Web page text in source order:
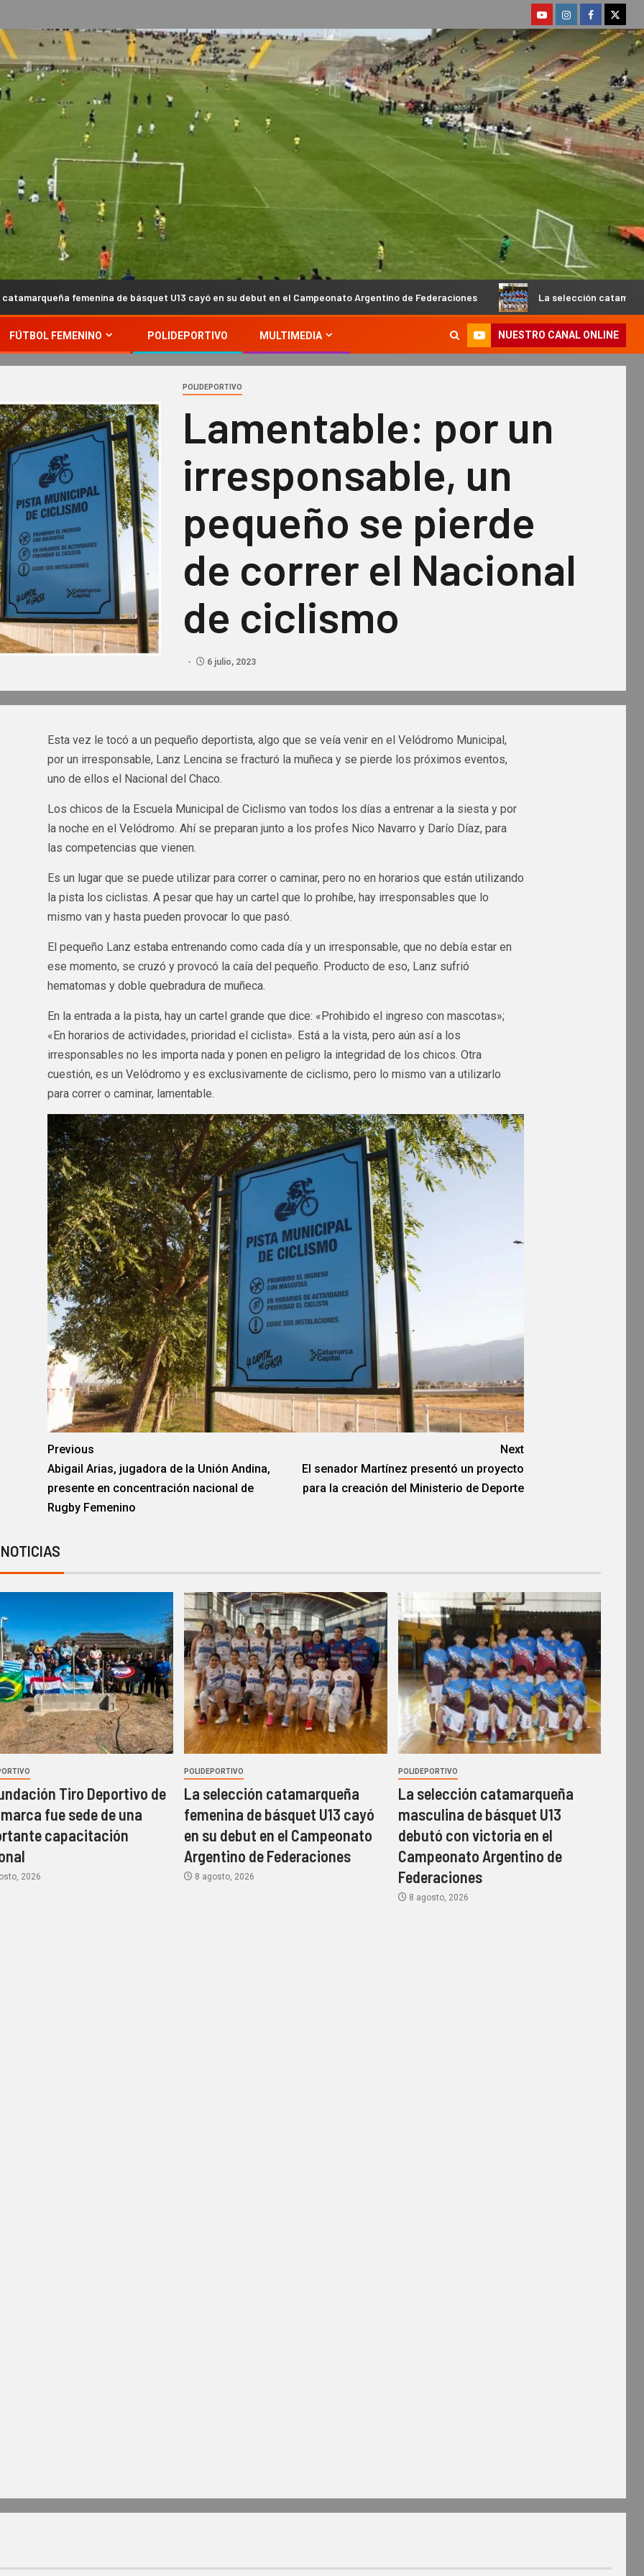
básquet U13 cayó en su debut en el Campeonato Argentino de Federaciones La selección catamarqueña masculina de
FÚTBOL FEMENINO POLIDEPORTIVO MULTIMEDIA NUESTRO CANAL ONLINE
POLIDEPORTIVO
Lamentable: por un
irresponsable, un
pequeño se pierde
de correr el Nacional
de ciclismo
6 julio, 2023
Esta vez le tocó a un pequeño deportista, algo que se veía venir en el Velódromo Municipal,
por un irresponsable, Lanz Lencina se fracturó la muñeca y se pierde los próximos eventos,
uno de ellos el Nacional del Chaco.
Los chicos de la Escuela Municipal de Ciclismo van todos los días a entrenar a la siesta y por
la noche en el Velódromo. Ahí se preparan junto a los profes Nico Navarro y Darío Díaz, para
las competencias que vienen.
Es un lugar que se puede utilizar para correr o caminar, pero no en horarios que están utilizando
la pista los ciclistas. A pesar que hay un cartel que lo prohíbe, hay irresponsables que lo
mismo van y hasta pueden provocar lo que pasó.
El pequeño Lanz estaba entrenando como cada día y un irresponsable, que no debía estar en
ese momento, se cruzó y provocó la caía del pequeño. Producto de eso, Lanz sufrió
hematomas y doble quebradura de muñeca.
En la entrada a la pista, hay un cartel grande que dice: «Prohibido el ingreso con mascotas»;
«En horarios de actividades, prioridad el ciclista». Está a la vista, pero aún así a los
irresponsables no les importa nada y ponen en peligro la integridad de los chicos. Otra
cuestión, es un Velódromo y es exclusivamente de ciclismo, pero lo mismo van a utilizarlo
para correr o caminar, lamentable.
Previous
Abigail Arias, jugadora de la Unión Andina,
presente en concentración nacional de
Rugby Femenino
Next
El senador Martínez presentó un proyecto
para la creación del Ministerio de Deporte
Tiro Deportivo de
fue sede de una
capacitación
2026
POLIDEPORTIVO
La selección catamarqueña
femenina de básquet U13 cayó
en su debut en el Campeonato
Argentino de Federaciones
8 agosto, 2026
POLIDEPORTIVO
La selección catamarqueña
masculina de básquet U13
debutó con victoria en el
Campeonato Argentino de
Federaciones
8 agosto, 2026